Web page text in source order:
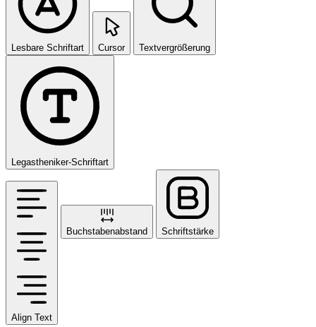
Lesbare Schriftart Cursor Textvergrößerung
Legastheniker-Schriftart
Align Text
Buchstabenabstand Schriftstärke